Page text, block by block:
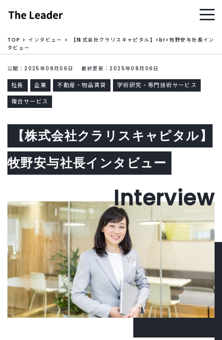
TOP インタビュー
【株式会社クラリスキャピタル】<br>牧野安与社長イン
タビュー
公開：2025年08月06日 最終更新：2025年08月06日
社長 企業 不動産・物品賃貸 学術研究・専門技術サービス
複合サービス
【株式会社クラリスキャピタル】
牧野安与社長インタビュー